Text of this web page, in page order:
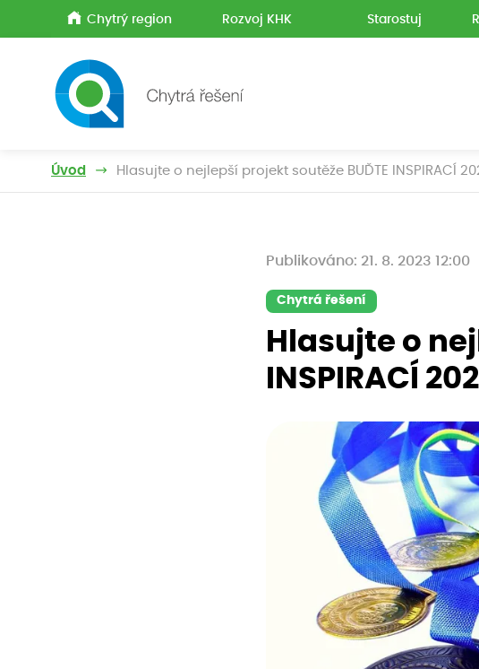
Chytrý region Rozvoj KHK Starostuj
Úvod Hlasujte o nejlepší projekt soutěže BUĎTE INSPIRACÍ
Publikováno: 21. 8. 2023 12:00
Chytrá řešení
Hlasujte o
INSPIRACÍ